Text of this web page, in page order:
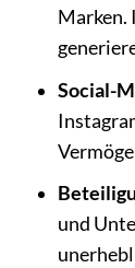
Marken.
Social-
und